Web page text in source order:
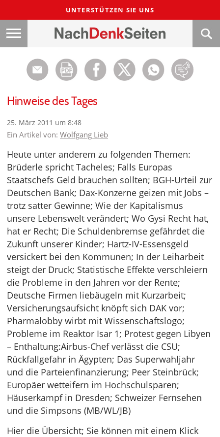
UNTERSTÜTZEN SIE UNS
Hinweise des Tages
25. März 2011 um 8:48
Ein Artikel von: Wolfgang Lieb
Heute unter anderem zu folgenden Themen:
Brüderle spricht Tacheles; Falls Europas
Staatschefs Geld brauchen sollten; BGH-Urteil zur
Deutschen Bank; Dax-Konzerne geizen mit Jobs –
trotz satter Gewinne; Wie der Kapitalismus
unsere Lebenswelt verändert; Wo Gysi Recht hat,
hat er Recht; Die Schuldenbremse gefährdet die
Zukunft unserer Kinder; Hartz-IV-Essensgeld
versickert bei den Kommunen; In der Leiharbeit
steigt der Druck; Statistische Effekte verschleiern
die Probleme in den Jahren vor der Rente;
Deutsche Firmen liebäugeln mit Kurzarbeit;
Versicherungsaufsicht knöpft sich DAK vor;
Pharmalobby wirbt mit Wissenschaftslogo;
Probleme im Reaktor Isar 1; Protest gegen Libyen
– Enthaltung:Airbus-Chef verlässt die CSU;
Rückfallgefahr in Ägypten; Das Superwahljahr
und die Parteienfinanzierung; Peer Steinbrück;
Europäer wetteifern im Hochschulsparen;
Häuserkampf in Dresden; Schweizer Fernsehen
und die Simpsons (MB/WL/JB)
Hier die Übersicht; Sie können mit einem Klick